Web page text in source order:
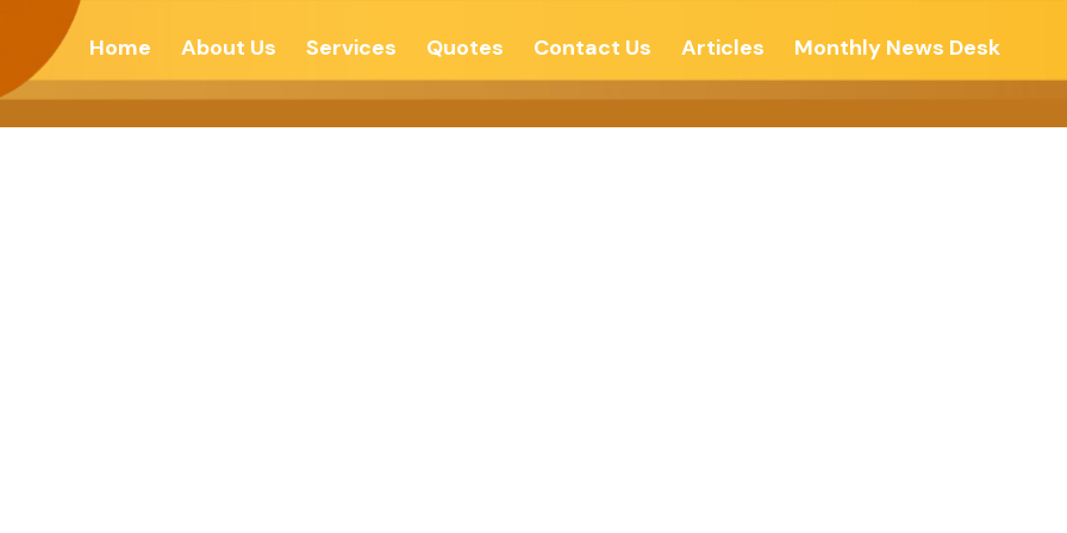
Home About Us Services Quotes Contact Us Articles Monthly News Desk